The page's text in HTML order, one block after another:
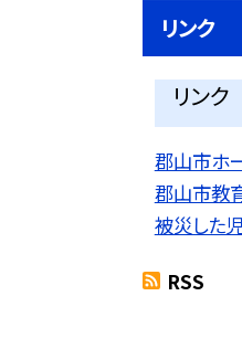
リンク
リンク
郡山市ホ
郡山市教
被災した
RSS